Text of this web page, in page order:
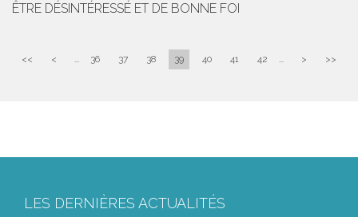
ÊTRE DÉSINTÉRESSÉ ET DE BONNE FOI
<< < ... 36 37 38 39 40 41 42 ... > >>
LES DERNIÈRES ACTUALITÉS